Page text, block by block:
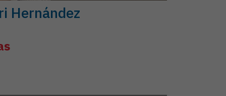
Hernández